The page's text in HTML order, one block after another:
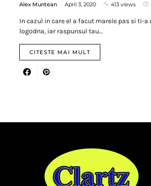
Alex Muntean April 3, 2020 413 views
In cazul in care el a facut marele pas si ti-a
logodna, iar raspunsul tau…
CITESTE MAI MULT